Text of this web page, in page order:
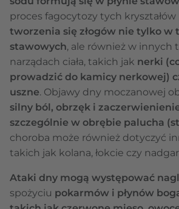
proces fagocytozy tych
tworzenia się złogów nie tylko w
stawowych, ale również w innych
narządach ciała, takich jak nerki
prowadzić do kamicy nerkowej)
uszne. Objawy dny moczanowej
silny ból, obrzęk i
szczególnie w obrębie palucha
choroba może również dotyczyć
takich jak kolana, łokcie czy
Ataki dny mogą występować
spożyciu pokarmów i płynów